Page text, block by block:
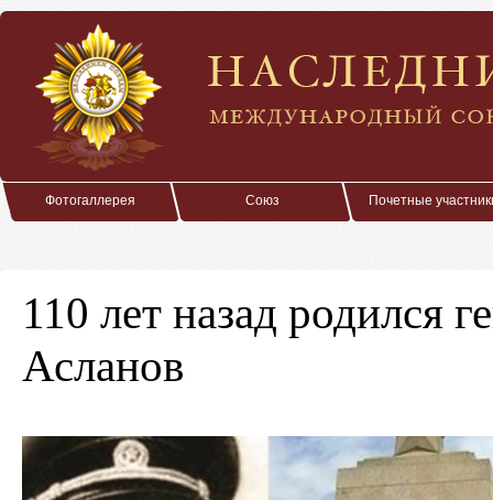
Фотогаллерея Союз Почетные
110 лет назад родился
Асланов